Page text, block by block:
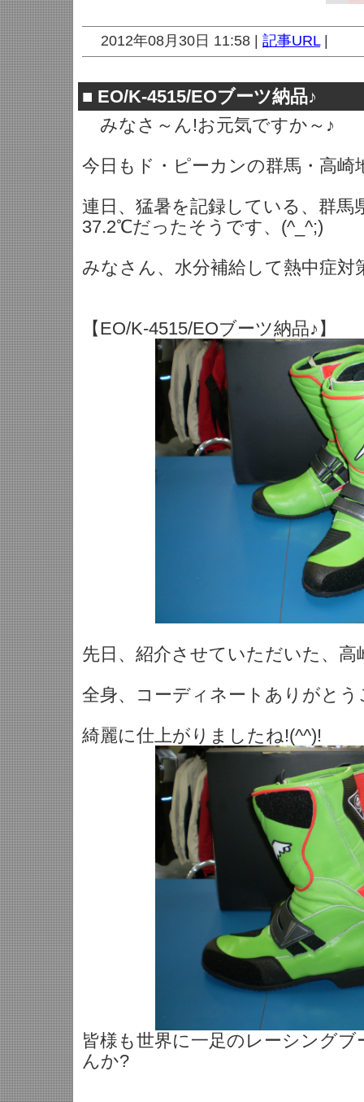
2012年08月30日 11:58 | 記事URL|
■ EO/K-4515/EOブーツ納品♪
みなさ～ん!お元気ですか～♪
今日もド・ピーカンの群馬・高崎
連日、猛暑を記録している、群馬
37.2℃だったそうです、(^_^;)
みなさん、水分補給して熱中症対
【EO/K-4515/EOブーツ納品♪】
先日、紹介させていただいた、高
全身、コーディネートありがと
綺麗に仕上がりましたね!(^^)!
皆様も世界に一足のレーシング
んか?